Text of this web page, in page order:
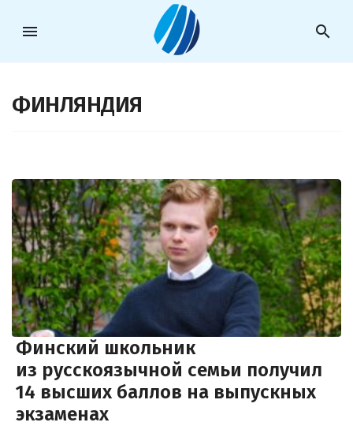
menu search
ФИНЛЯНДИЯ
Финский школьник
из русскоязычной семьи получил
14 высших баллов на выпускных
экзаменах